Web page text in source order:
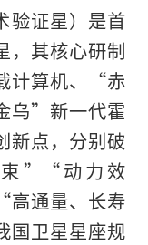
验证星）是首
，其核心研制
计算机、“赤
乌”新一代霍
新点，分别破
”“动力效
通量、长寿
国卫星星座规